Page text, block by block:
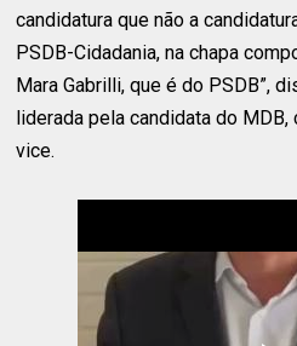
candidatura que não a
PSDB-Cidadania, na chapa
Mara Gabrilli, que é do PSDB”,
liderada pela candidata do MDB,
vice.